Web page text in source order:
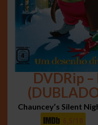
DVDRip
Chauncey’s Silent